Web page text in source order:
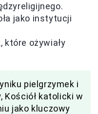
jako instytucji
które ożywiały
pielgrzymek i
Kościół katolicki w
jako kluczowy